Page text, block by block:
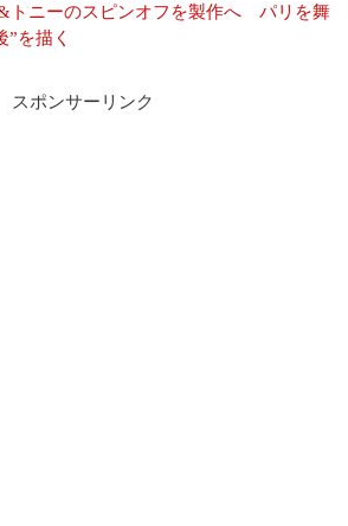
&トニーのスピンオフを製作へ パリを舞
”を描く
スポンサーリンク